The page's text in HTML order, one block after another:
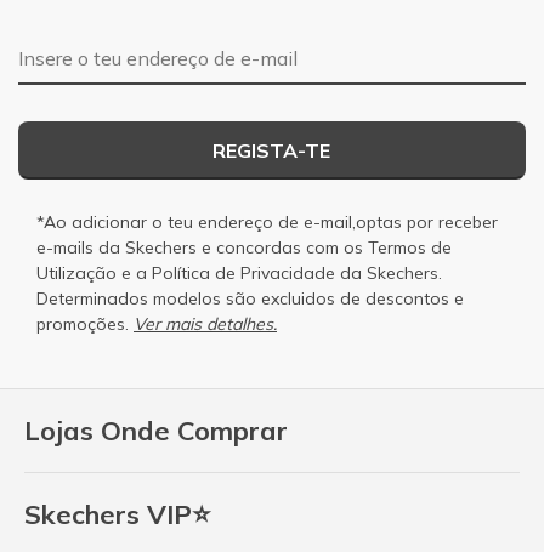
Lojas Onde Comprar
Skechers VIP⭐
Endereço de e-mail
REGISTA-TE
*Ao adicionar o teu endereço de e-mail,optas por receber
e-mails da Skechers e concordas com os Termos de
Utilização e a Política de Privacidade da Skechers.
Determinados modelos são excluidos de descontos e
promoções. Ver mais detalhes.